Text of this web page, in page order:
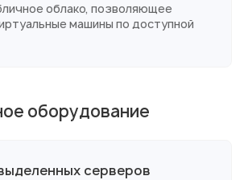
облако, позволяющее
машины по доступной
оборудование
серверов